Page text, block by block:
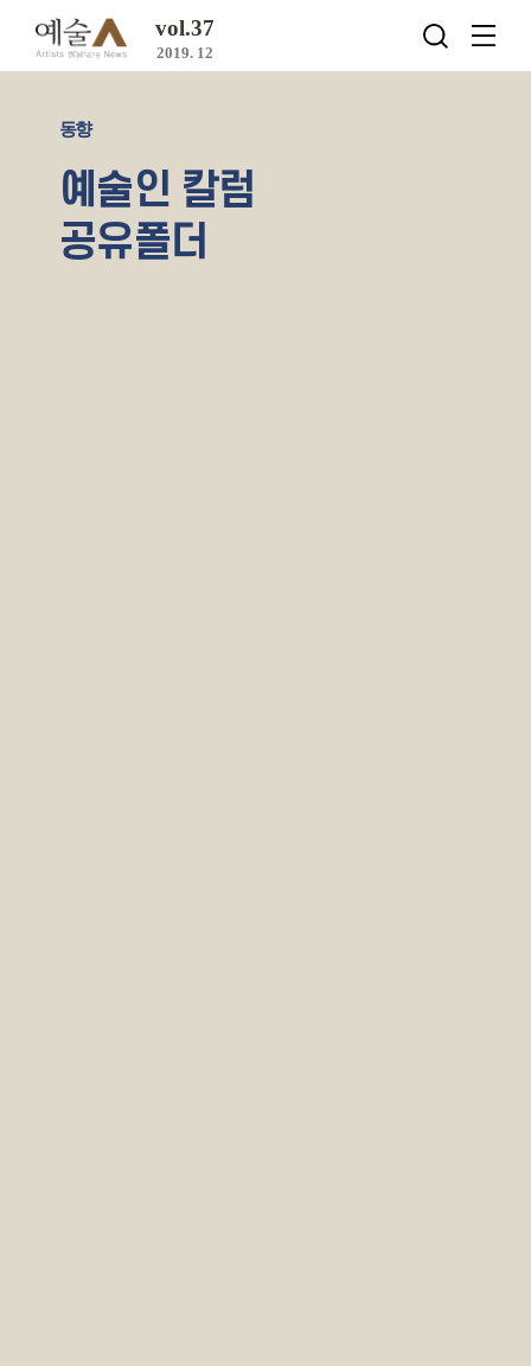
vol.37
2019. 12
동향
예술인 칼럼
공유폴더